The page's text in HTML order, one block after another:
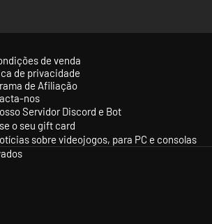
de uma vasta seleção, desde
de venda
de privacidade
de Afiliação
nos
Servidor Discord e Bot
o seu gift card
sobre videojogos, para PC e consolas